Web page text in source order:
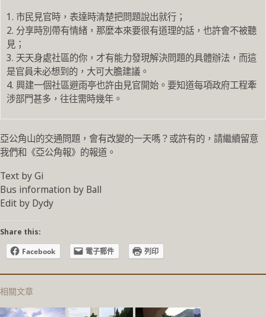
1. 市民見官時，表達時清楚把問題說出就行；
2. 分享時別帶有情緒，那麼本來要很有道理的話，也許會不被聽
見；
3. 天天身處社區的你，才有能力發現解決問題的具體辦法，而這
是官員未必想到的，大可大膽建議。
4. 興建一個社區避雨亭也許由見官開始。要知道每項政府工程牽
涉部門甚多，往往需時幾年。
亞公角山的交通問題，會有改變的一天嗎？或許有的，請繼續留意
我們和《亞公角報》的報道。
Text by Gi
Bus information by Ball
Edit by Dydy
Share this:
Facebook
電子郵件 列印
相關文章